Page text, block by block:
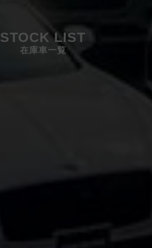
STOCK LIST
在庫車一覧